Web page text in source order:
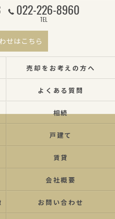
022-226-8960
TEL
せはこちら
売却をお考えの方へ
よくある質問
相続
戸建て
賃貸
会社概要
お問い合わせ